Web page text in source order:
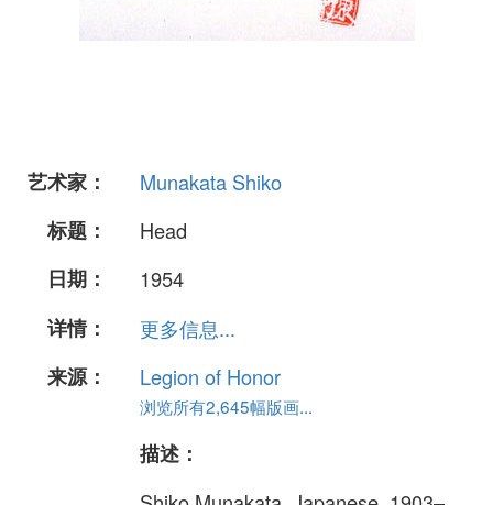
艺术家：
Munakata Shiko
标题：
Head
日期：
1954
详情：
更多信息...
来源：
Legion of Honor
浏览所有2,645幅版画...
描述：